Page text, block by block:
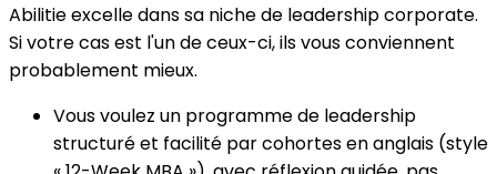
Abilitie excelle dans sa niche de leadership corporate.
Si votre cas est l'un de ceux-ci, ils vous conviennent
probablement mieux.
Vous voulez un programme de leadership
structuré et facilité par cohortes en anglais (style